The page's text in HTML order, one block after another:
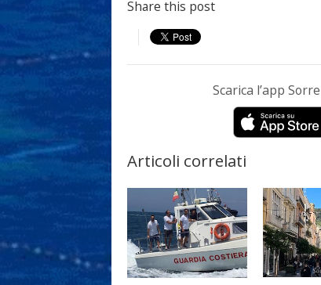
Share this post
Scarica l’app
Articoli correlati